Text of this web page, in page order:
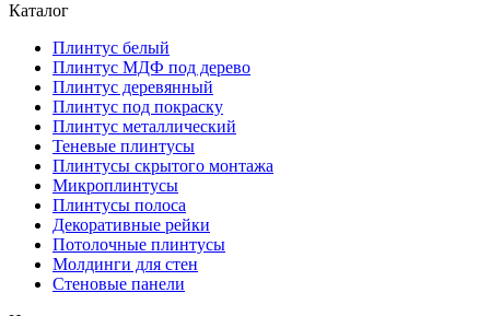
Каталог
Плинтус белый
Плинтус МДФ под дерево
Плинтус деревянный
Плинтус под покраску
Плинтус металлический
Теневые плинтусы
Плинтусы скрытого монтажа
Микроплинтусы
Плинтусы полоса
Декоративные рейки
Потолочные плинтусы
Молдинги для стен
Стеновые панели